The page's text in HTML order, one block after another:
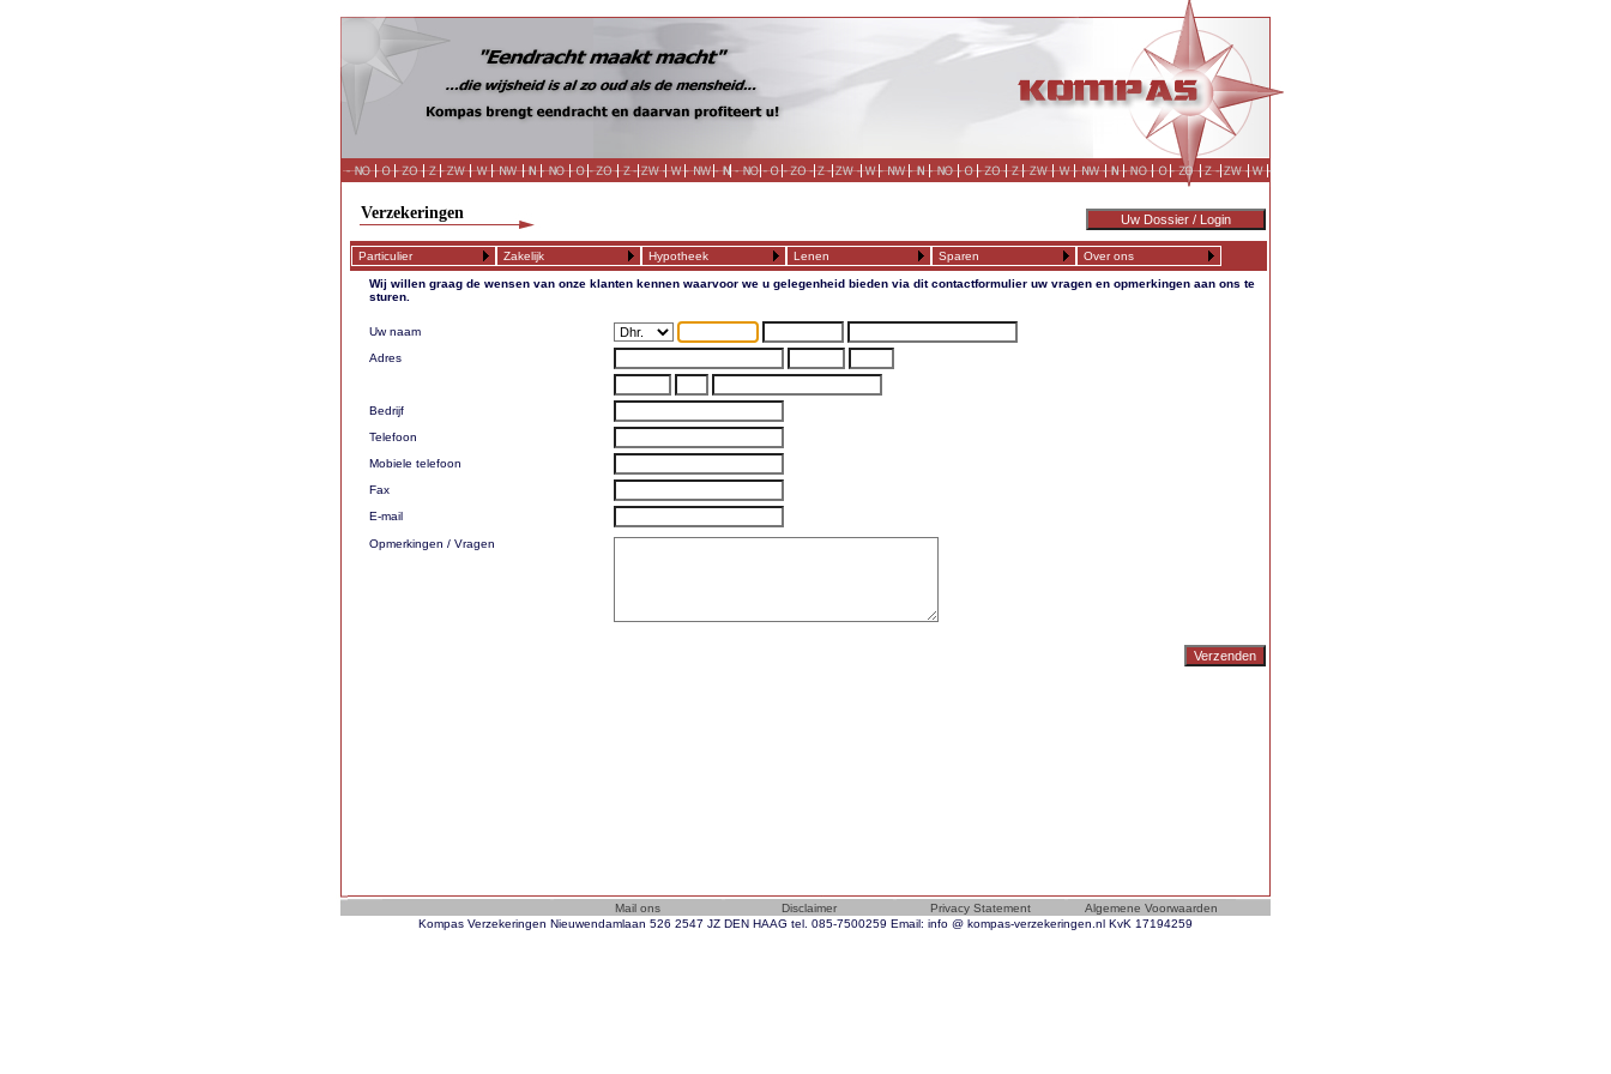
Verzekeringen
Particulier Zakelijk Hypotheek Lenen Sparen Over ons
Wij willen graag de wensen van onze klanten kennen waarvoor we u gelegenheid bieden via dit contactformulier uw vragen en opmerkingen aan ons te
sturen.
Uw naam
Adres
Bedrijf
Telefoon
Mobiele telefoon
Fax
E-mail
Opmerkingen / Vragen
Kompas Verzekeringen Nieuwendamlaan 526 2547 JZ DEN HAAG tel. 085-7500259 Email: info @ kompas-verzekeringen.nl KvK 17194259